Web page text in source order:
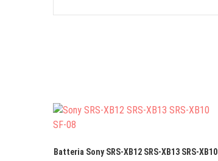
Batteria Sony SRS-XB12 SRS-XB13 SRS-XB10